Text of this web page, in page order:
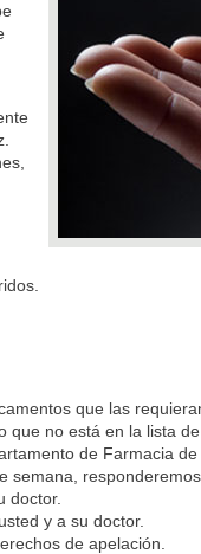
que las
no está en la lista
de Farmacia de
doctor.
y a su doctor.
de apelación.